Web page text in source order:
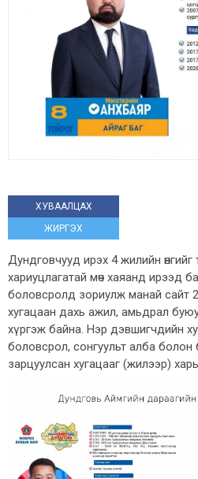
ХУВААЛЦАХ
ЖИРГЭХ
Дундговчууд ирэх 4 жилийн
хариуцлагатай мөч хаяaнд ирээд
боловсролд зориулж манай сайт 2
хугацаан дахь ажил, амьдрал
хүргэж байна. Нэр дэвшигчдийн
боловсрол, сонгуульт алба болон
зарцуулсан хугацааг (жилээр)